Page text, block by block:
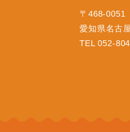
〒468-0051
愛知県名古
TEL 052-